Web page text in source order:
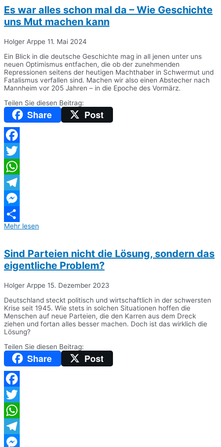
Es war alles schon mal da – Wie Geschichte
uns Mut machen kann
Holger Arppe 11. Mai 2024
Ein Blick in die deutsche Geschichte mag in all jenen unter uns
neuen Optimismus entfachen, die ob der zunehmenden
Repressionen seitens der heutigen Machthaber in Schwermut und
Fatalismus verfallen sind. Machen wir also einen Abstecher nach
Mannheim vor 205 Jahren – in die Epoche des Vormärz.
Teilen Sie diesen Beitrag:
Share Post
Facebook
Twitter
WhatsApp
Telegram
Messenger
Teilen
Mehr lesen
Sind Parteien nicht die Lösung, sondern das
eigentliche Problem?
Holger Arppe 15. Dezember 2023
Deutschland steckt politisch und wirtschaftlich in der schwersten
Krise seit 1945. Wie stets in solchen Situationen hoffen die
Menschen auf neue Parteien, die den Karren aus dem Dreck
ziehen und fortan alles besser machen. Doch ist das wirklich die
Lösung?
Teilen Sie diesen Beitrag:
Share Post
Facebook
Twitter
WhatsApp
Telegram